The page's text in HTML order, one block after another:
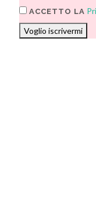
ACCETTO LA
Voglio iscrivermi